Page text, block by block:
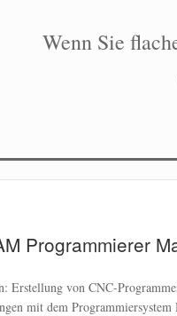
Wenn Sie
Programmierer
Erstellung von CNC-
mit dem